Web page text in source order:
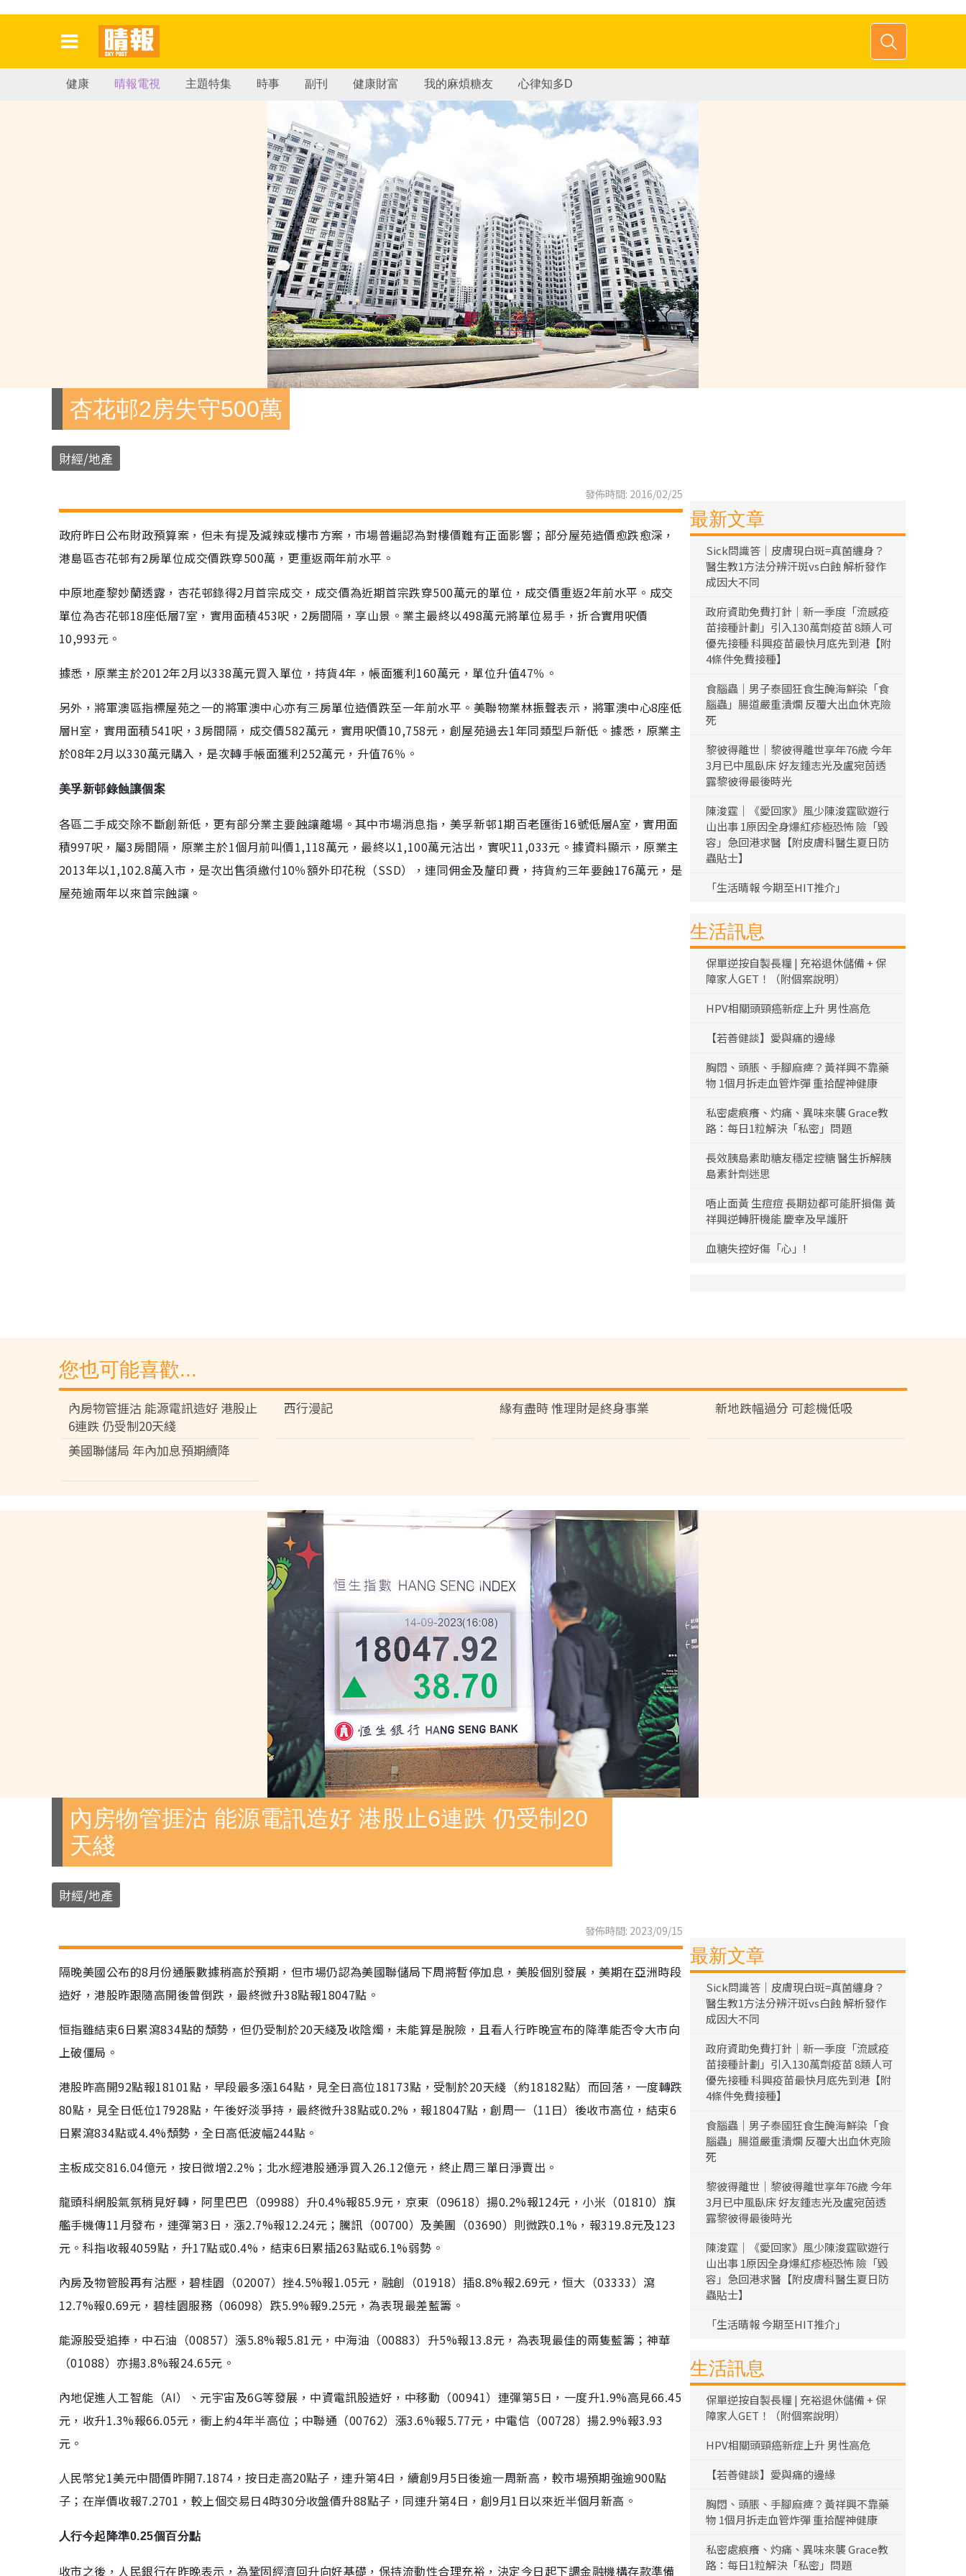
健康 晴報電視 主題特集 時事 副刊 健康財富 我的麻煩糖友 心律知多D
杏花邨2房失守500萬
財經/地產
發佈時間: 2016/02/25
政府昨日公布財政預算案，但未有提及減辣或樓市方案，市場普遍認為對樓價難有正面影響；部分屋苑造價愈跌愈深，
港島區杏花邨有2房單位成交價跌穿500萬，更重返兩年前水平。
中原地產黎妙蘭透露，杏花邨錄得2月首宗成交，成交價為近期首宗跌穿500萬元的單位，成交價重返2年前水平。成交
單位為杏花邨18座低層7室，實用面積453呎，2房間隔，享山景。業主最終以498萬元將單位易手，折合實用呎價
10,993元。
據悉，原業主於2012年2月以338萬元買入單位，持貨4年，帳面獲利160萬元，單位升值47％。
另外，將軍澳區指標屋苑之一的將軍澳中心亦有三房單位造價跌至一年前水平。美聯物業林振聲表示，將軍澳中心8座低
層H室，實用面積541呎，3房間隔，成交價582萬元，實用呎價10,758元，創屋苑過去1年同類型戶新低。據悉，原業主
於08年2月以330萬元購入，是次轉手帳面獲利252萬元，升值76％。
美孚新邨錄蝕讓個案
各區二手成交除不斷創新低，更有部分業主要蝕讓離場。其中市場消息指，美孚新邨1期百老匯街16號低層A室，實用面
積997呎，屬3房間隔，原業主於1個月前叫價1,118萬元，最終以1,100萬元沽出，實呎11,033元。據資料顯示，原業主
2013年以1,102.8萬入市，是次出售須繳付10％額外印花稅（SSD），連同佣金及釐印費，持貨約三年要蝕176萬元，是
屋苑逾兩年以來首宗蝕讓。
最新文章
Sick問識答｜皮膚現白斑=真菌纏身？
醫生教1方法分辨汗斑vs白蝕 解析發作
成因大不同
政府資助免費打針｜新一季度「流感疫
苗接種計劃」引入130萬劑疫苗 8類人可
優先接種 科興疫苗最快月底先到港【附
4條件免費接種】
食腦蟲｜男子泰國狂食生醃海鮮染「食
腦蟲」腸道嚴重潰爛 反覆大出血休克險
死
黎彼得離世｜黎彼得離世享年76歲 今年
3月已中風臥床 好友鍾志光及盧宛茵透
露黎彼得最後時光
陳浚霆｜《愛回家》風少陳浚霆歐遊行
山出事 1原因全身爆紅疹極恐怖 險「毀
容」急回港求醫【附皮膚科醫生夏日防
蟲貼士】
「生活晴報 今期至HIT推介」
生活訊息
保單逆按自製長糧 | 充裕退休儲備 + 保
障家人GET！（附個案說明）
HPV相關頭頸癌新症上升 男性高危
【若善健談】愛與痛的邊緣
胸悶、頭脹、手腳麻痺？黃祥興不靠藥
物 1個月拆走血管炸彈 重拾醒神健康
私密處痕癢、灼痛、異味來襲 Grace教
路：每日1粒解決「私密」問題
長效胰島素助糖友穩定控糖 醫生拆解胰
島素針劑迷思
唔止面黃 生痘痘 長期攰都可能肝損傷 黃
祥興逆轉肝機能 慶幸及早護肝
血糖失控好傷「心」!
您也可能喜歡...
內房物管捱沽 能源電訊造好 港股止
6連跌 仍受制20天綫
西行漫記 緣有盡時 惟理財是終身事業 新地跌幅過分 可趁機低吸
美國聯儲局 年內加息預期續降
內房物管捱沽 能源電訊造好 港股止6連跌 仍受制20
天綫
財經/地產
發佈時間: 2023/09/15
隔晚美國公布的8月份通脹數據稍高於預期，但市場仍認為美國聯儲局下周將暫停加息，美股個別發展，美期在亞洲時段
造好，港股昨跟隨高開後曾倒跌，最終微升38點報18047點。
恒指雖結束6日累瀉834點的頹勢，但仍受制於20天綫及收陰燭，未能算是脫險，且看人行昨晚宣布的降準能否令大市向
上破僵局。
港股昨高開92點報18101點，早段最多漲164點，見全日高位18173點，受制於20天綫（約18182點）而回落，一度轉跌
80點，見全日低位17928點，午後好淡爭持，最終微升38點或0.2%，報18047點，創周一（11日）後收市高位，結束6
日累瀉834點或4.4%頹勢，全日高低波幅244點。
主板成交816.04億元，按日微增2.2%；北水經港股通淨買入26.12億元，終止周三單日淨賣出。
龍頭科網股氣氛稍見好轉，阿里巴巴（09988）升0.4%報85.9元，京東（09618）揚0.2%報124元，小米（01810）旗
艦手機傳11月發布，連彈第3日，漲2.7%報12.24元；騰訊（00700）及美團（03690）則微跌0.1%，報319.8元及123
元。科指收報4059點，升17點或0.4%，結束6日累插263點或6.1%弱勢。
內房及物管股再有沽壓，碧桂園（02007）挫4.5%報1.05元，融創（01918）插8.8%報2.69元，恒大（03333）瀉
12.7%報0.69元，碧桂園服務（06098）跌5.9%報9.25元，為表現最差藍籌。
能源股受追捧，中石油（00857）漲5.8%報5.81元，中海油（00883）升5%報13.8元，為表現最佳的兩隻藍籌；神華
（01088）亦揚3.8%報24.65元。
內地促進人工智能（AI）、元宇宙及6G等發展，中資電訊股造好，中移動（00941）連彈第5日，一度升1.9%高見66.45
元，收升1.3%報66.05元，衝上約4年半高位；中聯通（00762）漲3.6%報5.77元，中電信（00728）揚2.9%報3.93
元。
人民幣兌1美元中間價昨開7.1874，按日走高20點子，連升第4日，續創9月5日後逾一周新高，較市場預期強逾900點
子；在岸價收報7.2701，較上個交易日4時30分收盤價升88點子，同連升第4日，創9月1日以來近半個月新高。
人行今起降準0.25個百分點
收市之後，人民銀行在昨晚表示，為鞏固經濟回升向好基礎，保持流動性合理充裕，決定今日起下調金融機構存款準備
最新文章
Sick問識答｜皮膚現白斑=真菌纏身？
醫生教1方法分辨汗斑vs白蝕 解析發作
成因大不同
政府資助免費打針｜新一季度「流感疫
苗接種計劃」引入130萬劑疫苗 8類人可
優先接種 科興疫苗最快月底先到港【附
4條件免費接種】
食腦蟲｜男子泰國狂食生醃海鮮染「食
腦蟲」腸道嚴重潰爛 反覆大出血休克險
死
黎彼得離世｜黎彼得離世享年76歲 今年
3月已中風臥床 好友鍾志光及盧宛茵透
露黎彼得最後時光
陳浚霆｜《愛回家》風少陳浚霆歐遊行
山出事 1原因全身爆紅疹極恐怖 險「毀
容」急回港求醫【附皮膚科醫生夏日防
蟲貼士】
「生活晴報 今期至HIT推介」
生活訊息
保單逆按自製長糧 | 充裕退休儲備 + 保
障家人GET！（附個案說明）
HPV相關頭頸癌新症上升 男性高危
【若善健談】愛與痛的邊緣
胸悶、頭脹、手腳麻痺？黃祥興不靠藥
物 1個月拆走血管炸彈 重拾醒神健康
私密處痕癢、灼痛、異味來襲 Grace教
路：每日1粒解決「私密」問題